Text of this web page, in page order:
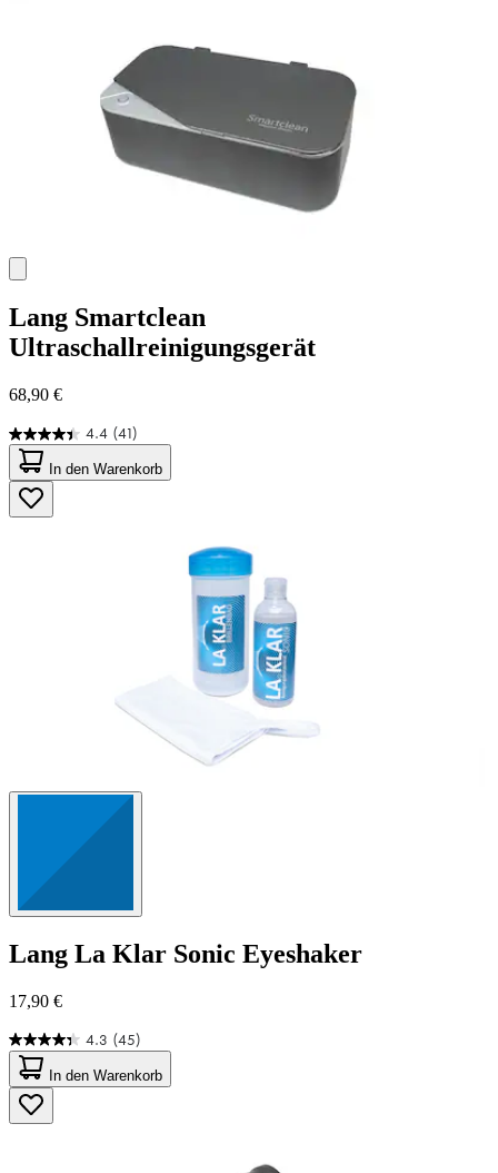
Lang Smartclean
Ultraschallreinigungsgerät
68,90 €
4.4 (41)
4.4
von
5
Sternen.
41
In den Warenkorb
Lang La Klar Sonic Eyeshaker
17,90 €
4.3 (45)
4.3
von
5
Sternen.
45
In den Warenkorb